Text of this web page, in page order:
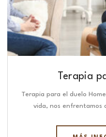
Terapia
Terapia para el duelo
vida, nos enfrentamos